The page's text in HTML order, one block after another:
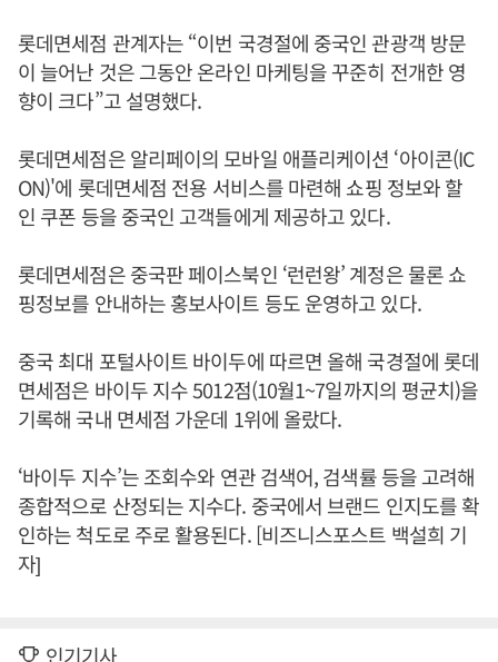
롯데면세점 관계자는 “이번 국경절에 중국인 관광객 방문
이 늘어난 것은 그동안 온라인 마케팅을 꾸준히 전개한 영
향이 크다”고 설명했다.
롯데면세점은 알리페이의 모바일 애플리케이션 ‘아이콘(IC
ON)'에 롯데면세점 전용 서비스를 마련해 쇼핑 정보와 할
인 쿠폰 등을 중국인 고객들에게 제공하고 있다.
롯데면세점은 중국판 페이스북인 ‘런런왕’ 계정은 물론 쇼
핑정보를 안내하는 홍보사이트 등도 운영하고 있다.
중국 최대 포털사이트 바이두에 따르면 올해 국경절에 롯데
면세점은 바이두 지수 5012점(10월1~7일까지의 평균치)을
기록해 국내 면세점 가운데 1위에 올랐다.
‘바이두 지수’는 조회수와 연관 검색어, 검색률 등을 고려해
종합적으로 산정되는 지수다. 중국에서 브랜드 인지도를 확
인하는 척도로 주로 활용된다. [비즈니스포스트 백설희 기
자]
인기기사